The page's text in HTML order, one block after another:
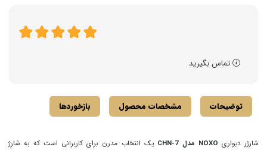
تماس بگیرید
توضیحات مشخصات محصول بازخوردها
شارژر دیواری NOXO مدل CHN‑7
یک انتخاب مدرن برای کاربرانی است که به شارژ